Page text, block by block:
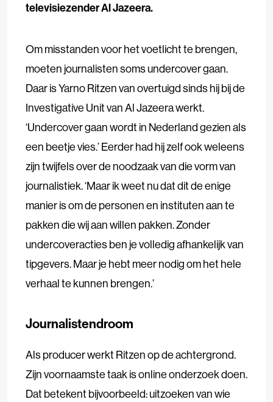
televisiezender Al Jazeera.
Om misstanden voor het voetlicht te brengen,
moeten journalisten soms undercover gaan.
Daar is Yarno Ritzen van overtuigd sinds hij bij de
Investigative Unit van Al Jazeera werkt.
‘Undercover gaan wordt in Nederland gezien als
een beetje vies.’ Eerder had hij zelf ook weleens
zijn twijfels over de noodzaak van die vorm van
journalistiek. ‘Maar ik weet nu dat dit de enige
manier is om de personen en instituten aan te
pakken die wij aan willen pakken. Zonder
undercoveracties ben je volledig afhankelijk van
tipgevers. Maar je hebt meer nodig om het hele
verhaal te kunnen brengen.’
Journalistendroom
Als producer werkt Ritzen op de achtergrond.
Zijn voornaamste taak is online onderzoek doen.
Dat betekent bijvoorbeeld: uitzoeken van wie